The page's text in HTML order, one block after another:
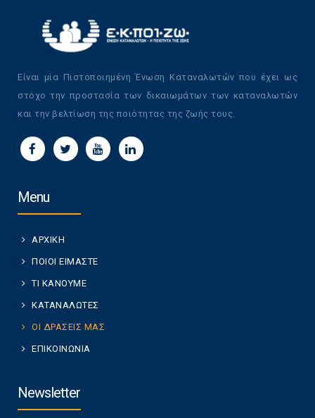
Είναι μία Πιστοποιημένη Ένωση Καταναλωτών που έχει ως
στόχο την προστασία των δικαιωμάτων των καταναλωτών
και την βελτίωση της ποιότητας της ζωής τους.
Menu
ΑΡΧΙΚΗ
ΠΟΙΟΙ ΕΙΜΑΣΤΕ
ΤΙ ΚΑΝΟΥΜΕ
ΚΑΤΑΝΑΛΩΤΕΣ
ΟΙ ΔΡΑΣΕΙΣ ΜΑΣ
ΕΠΙΚΟΙΝΩΝΙΑ
Newsletter